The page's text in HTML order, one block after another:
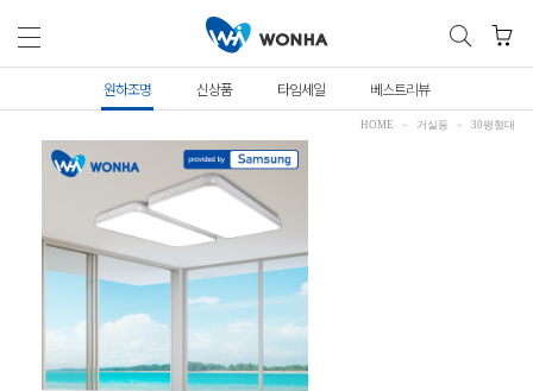
원하조명 신상품 타임세일 베스트리뷰
HOME 거실등 30평형대